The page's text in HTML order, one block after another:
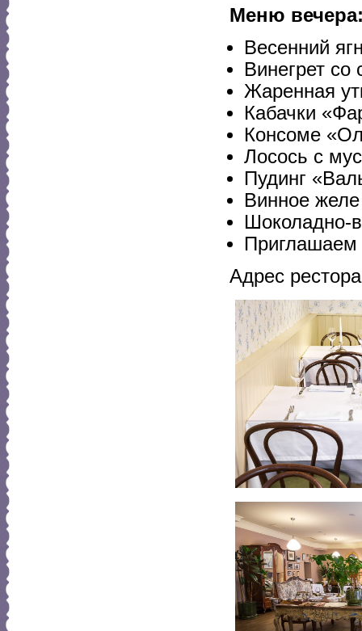
Меню
Весенний
Винегрет со
Жаренная
Кабачки
Консоме
Лосось с
Пудинг
Винное желе
Шоколадно-
Приглашаем
Адрес